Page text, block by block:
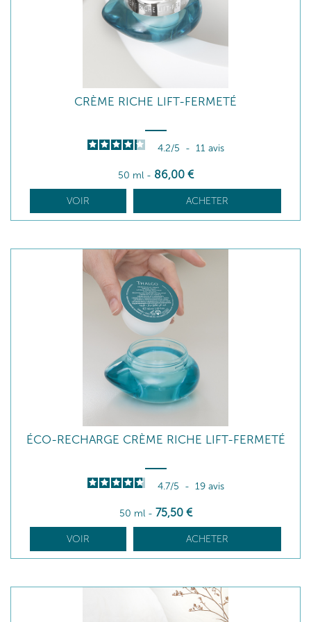
CRÈME RICHE LIFT-FERMETÉ
4.2/5 - 11 avis
50 ml - 86,00 €
VOIR ACHETER
ÉCO-RECHARGE CRÈME RICHE LIFT-FERMETÉ
4.7/5 - 19 avis
50 ml - 75,50 €
VOIR ACHETER